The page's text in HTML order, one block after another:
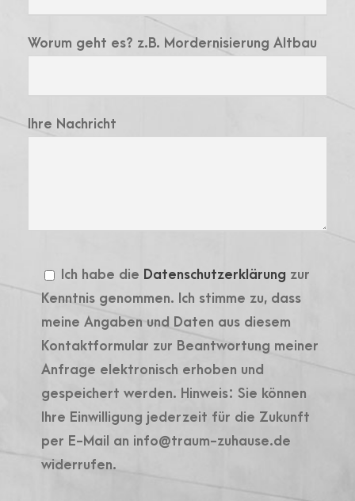
Worum geht es? z.B. Mordernisierung Altbau
Ihre Nachricht
Ich habe die Datenschutzerklärung zur
Kenntnis genommen. Ich stimme zu, dass
meine Angaben und Daten aus diesem
Kontaktformular zur Beantwortung meiner
Anfrage elektronisch erhoben und
gespeichert werden. Hinweis: Sie können
Ihre Einwilligung jederzeit für die Zukunft
per E-Mail an info@traum-zuhause.de
widerrufen.